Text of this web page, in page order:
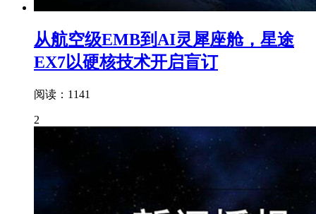
从航空级EMB到AI灵犀座舱，星途
EX7以硬核技术开启盲订
阅读：1141
2